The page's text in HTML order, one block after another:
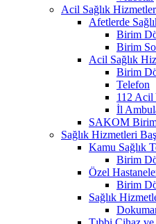
Acil Sağlık
Afetlerde
Birim
Birim
Acil Sağlık
Birim
Telefon
112 Acil
İl
SAKOM
Sağlık Hizmetleri
Kamu Sağlık
Birim
Özel
Birim
Sağlık